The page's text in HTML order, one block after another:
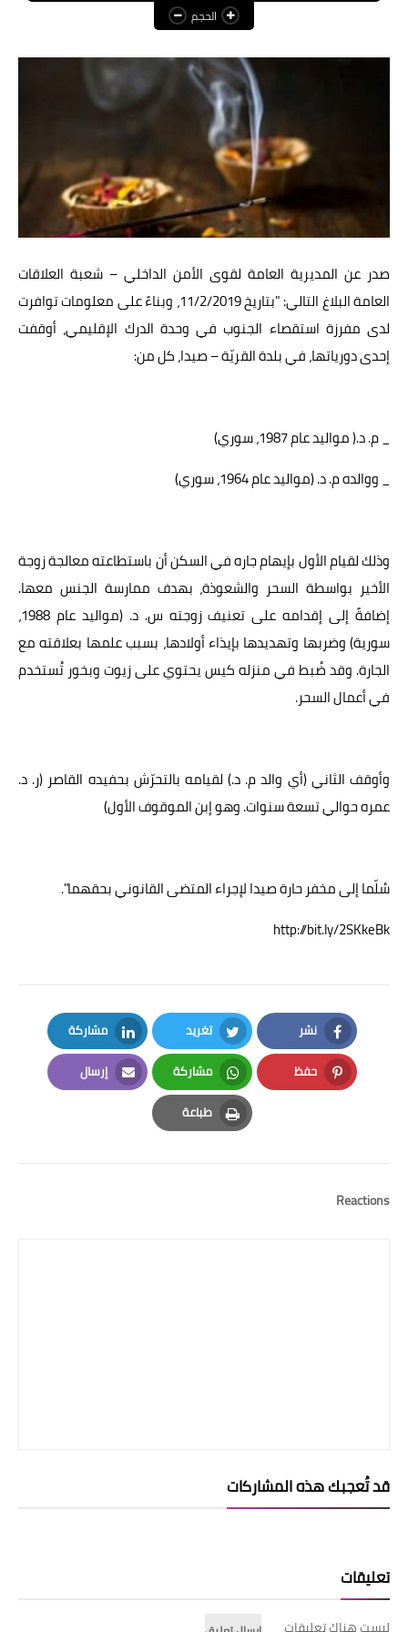
عالم المرأة
فن وثقافة
أخبار مصر
أخبار النجوم
أخبار العالم
الحجم
صدر عن المديرية العامة لقوى الأمن الداخلي – شعبة العلاقات
العامة البلاغ التالي: "بتاريخ 11/2/2019، وبناءً على معلومات توافرت
لدى مفرزة استقصاء الجنوب في وحدة الدرك الإقليمي، أوقفت
إحدى دورياتها، في بلدة القريّة – صيدا، كل من:
_ م. د.( مواليد عام 1987، سوري)
_ ووالده م. د. (مواليد عام 1964، سوري)
وذلك لقيام الأول بإيهام جاره في السكن أن باستطاعته معالجة زوجة
الأخير بواسطة السحر والشعوذة، بهدف ممارسة الجنس معها.
إضافةً إلى إقدامه على تعنيف زوجته س. د. (مواليد عام 1988،
سورية) وضربها وتهديدها بإيذاء أولادها، بسبب علمها بعلاقته مع
الجارة. وقد ضُبط في منزله كيس يحتوي على زيوت وبخور تُستخدم
في أعمال السحر.
وأوقف الثاني (أي والد م. د.) لقيامه بالتحرّش بحفيده القاصر (ر. د.
عمره حوالي تسعة سنوات. وهو إبن الموقوف الأول)
سُلّما إلى مخفر حارة صيدا لإجراء المتضى القانوني بحقهما".
http://bit.ly/2SKkeBk
نشر
Facebook
تغريد
Twitter
مشاركة
LinkedIn
حفظ
Pinterest
مشاركة
Whatsapp
إرسال
Email
طباعة
Print
Reactions
قد تُعجبك هذه المشاركات
تعليقات